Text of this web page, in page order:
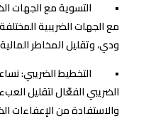
• التسوية مع الجهات
مع الجهات الضريبية
ودي، وتقليل المخاطر
• التخطيط الضريبي:
الضريبي الفعّال لتقليل
والاستفادة من الإعفاءات